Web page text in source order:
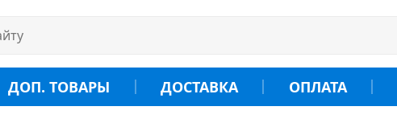
ДОП. ТОВАРЫ ДОСТАВКА ОПЛАТА